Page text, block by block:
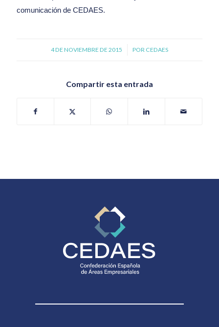
comunicación de CEDAES.
4 DE NOVIEMBRE DE 2015
/ POR CEDAES
Compartir esta entrada